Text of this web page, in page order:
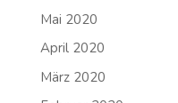
Mai 2020
April 2020
März 2020